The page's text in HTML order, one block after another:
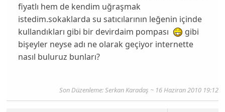
fiyatlı hem de kendim uğraşmak
istedim.sokaklarda su satıcılarının leğenin içinde
kullandıkları gibi bir devirdaim pompası
gibi
bişeyler neyse adı ne olarak geçiyor internette
nasıl buluruz bunları?
Son Düzenleme: Serkan Karadaş ~ 16 Haziran 2010 19:12